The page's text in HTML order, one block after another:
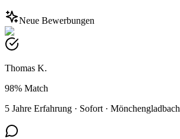
Neue Bewerbungen
Thomas K.
98% Match
5 Jahre Erfahrung · Sofort · Mönchengladbach